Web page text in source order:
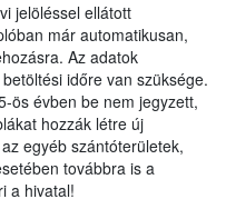
jelöléssel ellátott
már automatikusan,
Az adatok
időre van szüksége.
ös évben be nem jegyzett,
hozzák létre új
egyéb szántóterületek,
továbbra is a
a hivatal!